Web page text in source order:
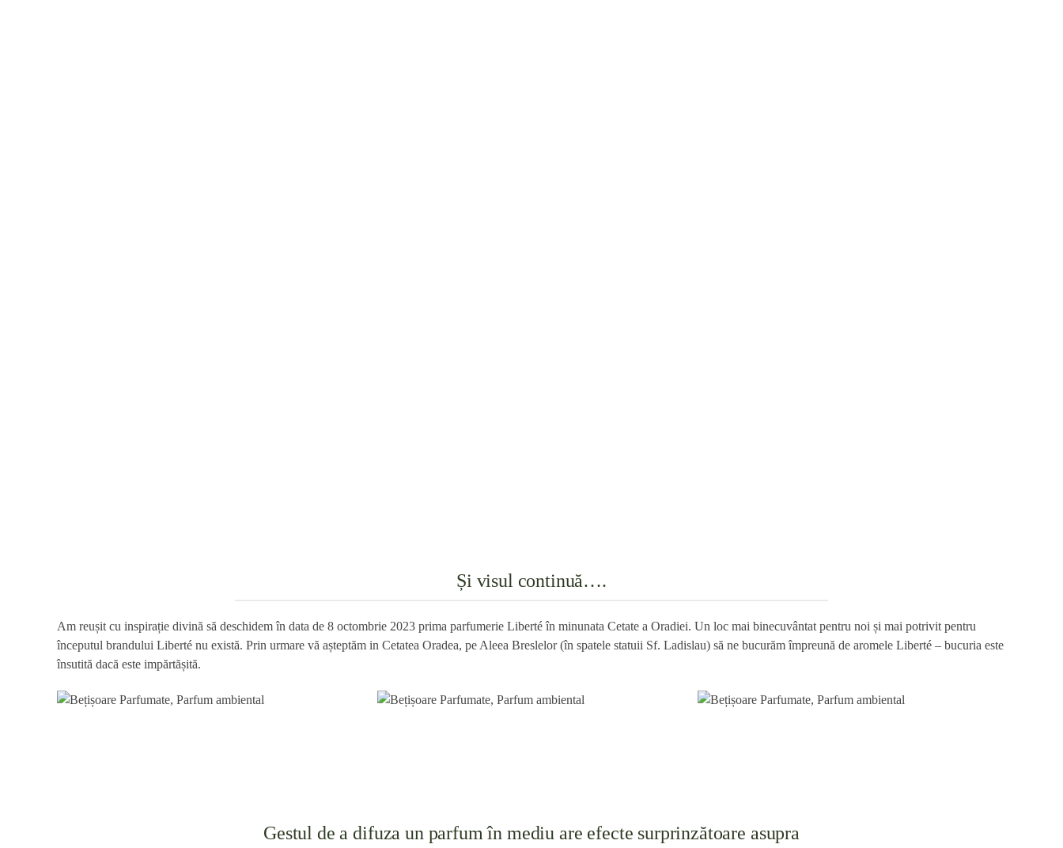
Și visul continuă….
Am reușit cu inspirație divină să deschidem în data de 8 octombrie 2023 prima parfumerie Liberté în minunata Cetate a Oradiei. Un loc mai binecuvântat pentru noi și mai potrivit pentru
începutul brandului Liberté nu există. Prin urmare vă așteptăm in Cetatea Oradea, pe Aleea Breslelor (în spatele statuii Sf. Ladislau) să ne bucurăm împreună de aromele Liberté – bucuria este
însutită dacă este impărtășită.
Gestul de a difuza un parfum în mediu are efecte surprinzătoare asupra